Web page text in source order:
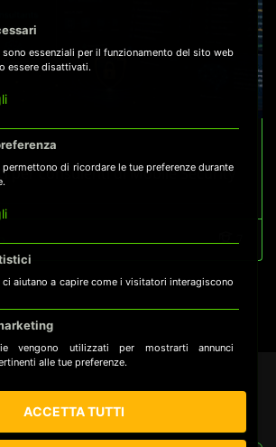
per consulenti di Mobile Security
7
essenziali per il funzionamento del sito web
essere disattivati.
di ricordare le tue preferenze durante
ci aiutano a capire come i visitatori interagiscono
vengono utilizzati per mostrarti annunci
alle tue preferenze.
ACCETTA TUTTI